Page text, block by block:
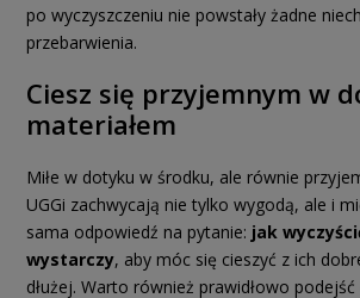
po wyczyszczeniu nie powstały żadne
przebarwienia.
Ciesz się przyjemnym w
materiałem
Miłe w dotyku w środku, ale równie
UGGi zachwycają nie tylko wygodą, ale i
sama odpowiedź na pytanie: jak
wystarczy, aby móc się cieszyć z ich
dłużej. Warto również prawidłowo